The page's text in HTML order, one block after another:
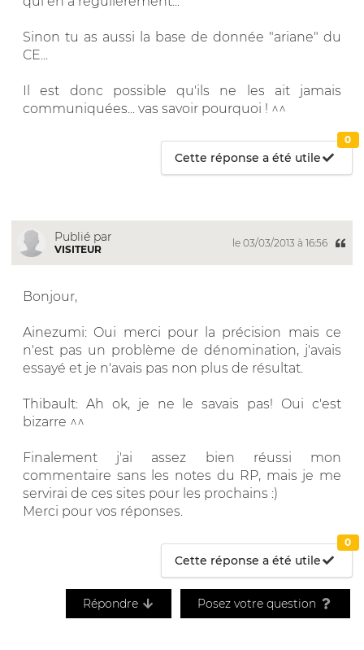
Sinon tu as aussi la base de donnée "ariane" du
CE...
Il est donc possible qu'ils ne les ait jamais
communiquées... vas savoir pourquoi ! ^^
Cette réponse a été utile
0
Publié par
VISITEUR
le 03/03/2013 à 16:56
Bonjour,
Ainezumi: Oui merci pour la précision mais ce
n'est pas un problème de dénomination, j'avais
essayé et je n'avais pas non plus de résultat.
Thibault: Ah ok, je ne le savais pas! Oui c'est
bizarre ^^
Finalement j'ai assez bien réussi mon
commentaire sans les notes du RP, mais je me
servirai de ces sites pour les prochains :)
Merci pour vos réponses.
Cette réponse a été utile
0
Répondre Posez votre question